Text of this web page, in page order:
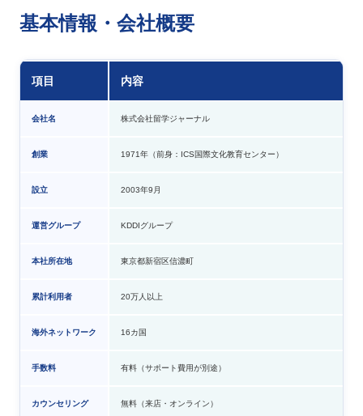
基本情報・会社概要
項目 内容
会社名 株式会社留学ジャーナル
創業 1971年（前身：ICS国際文化教育センター）
設立 2003年9月
運営グループ KDDIグループ
本社所在地 東京都新宿区信濃町
累計利用者 20万人以上
海外ネットワーク 16カ国
手数料 有料（サポート費用が別途）
カウンセリング 無料（来店・オンライン）